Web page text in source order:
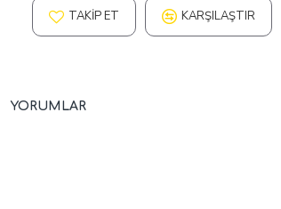
TAKIP ET KARŞILAŞTIR
YORUMLAR